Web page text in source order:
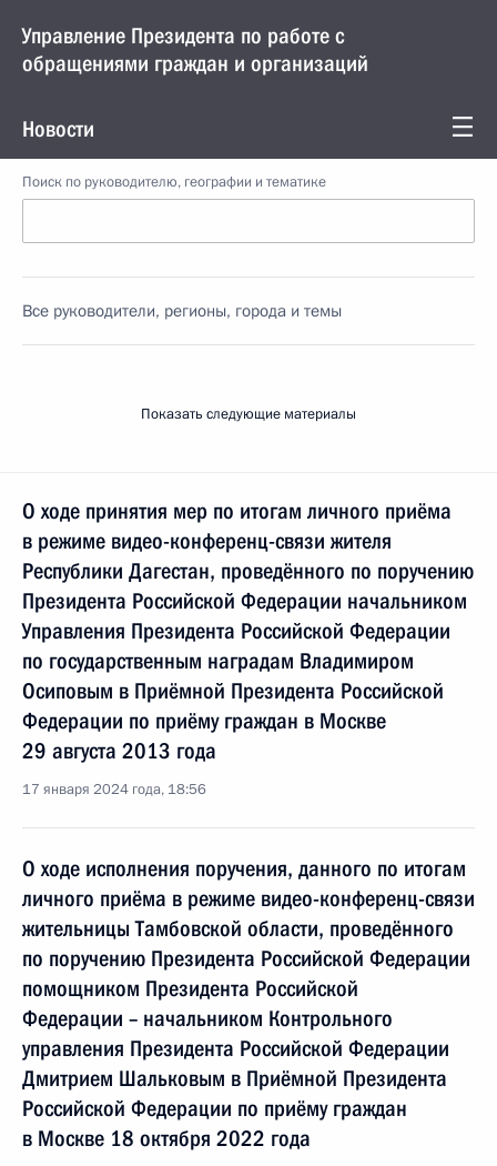
Управление Президента по работе с
обращениями граждан и организаций
Новости
Поиск по руководителю, географии и тематике
Все руководители, регионы, города и темы
Показать следующие материалы
О ходе принятия мер по итогам личного приёма
в режиме видео-конференц-связи жителя
Республики Дагестан, проведённого по поручению
Президента Российской Федерации начальником
Управления Президента Российской Федерации
по государственным наградам Владимиром
Осиповым в Приёмной Президента Российской
Федерации по приёму граждан в Москве
29 августа 2013 года
17 января 2024 года, 18:56
О ходе исполнения поручения, данного по итогам
личного приёма в режиме видео-конференц-связи
жительницы Тамбовской области, проведённого
по поручению Президента Российской Федерации
помощником Президента Российской
Федерации – начальником Контрольного
управления Президента Российской Федерации
Дмитрием Шальковым в Приёмной Президента
Российской Федерации по приёму граждан
в Москве 18 октября 2022 года